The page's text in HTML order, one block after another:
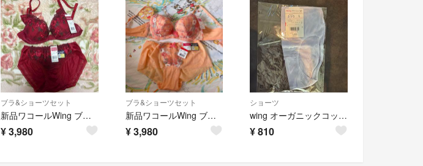
ブラ&ショーツセット
新品ワコールWing ブラジャー ショーツ セット B70 Lサイズ
¥3,980
ブラ&ショーツセット
新品ワコールWing ブラジャー＆ショーツセット
¥3,980
ショーツ
wing オーガニックコットンショーツ L
¥810